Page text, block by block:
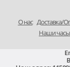
O нас Доставка/
Наши часы